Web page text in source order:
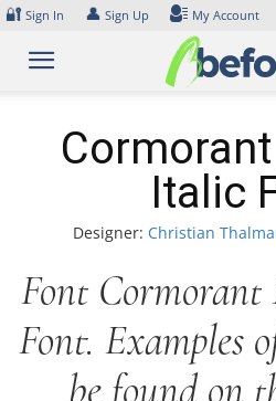
Skip
content
🔐 Sign In 👤 Sign Up My Account
Italic
Designer: Christian
Font
Font. Examples
be found on